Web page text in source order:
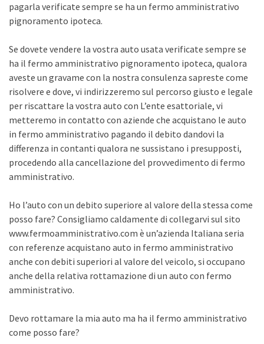
pagarla verificate sempre se ha un fermo amministrativo
pignoramento ipoteca.
Se dovete vendere la vostra auto usata verificate sempre se
ha il fermo amministrativo pignoramento ipoteca, qualora
aveste un gravame con la nostra consulenza sapreste come
risolvere e dove, vi indirizzeremo sul percorso giusto e legale
per riscattare la vostra auto con L’ente esattoriale, vi
metteremo in contatto con aziende che acquistano le auto
in fermo amministrativo pagando il debito dandovi la
differenza in contanti qualora ne sussistano i presupposti,
procedendo alla cancellazione del provvedimento di fermo
amministrativo.
Ho l’auto con un debito superiore al valore della stessa come
posso fare? Consigliamo caldamente di collegarvi sul sito
www.fermoamministrativo.com è un’azienda Italiana seria
con referenze acquistano auto in fermo amministrativo
anche con debiti superiori al valore del veicolo, si occupano
anche della relativa rottamazione di un auto con fermo
amministrativo.
Devo rottamare la mia auto ma ha il fermo amministrativo
come posso fare?